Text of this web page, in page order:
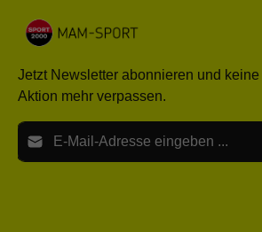
Jetzt Newsletter abonnieren und
Aktion mehr verpassen.
E-Mail-Adresse*